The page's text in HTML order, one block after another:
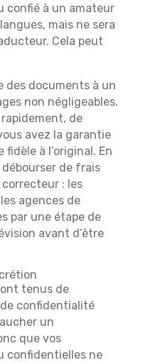
confié à un amateur
mais ne sera
Cela peut
des documents à un
non négligeables.
de
avez la garantie
à l’original. En
débourser de frais
: les
agences de
par une étape de
avant d’être
tenus de
confidentialité
un
que vos
confidentielles ne